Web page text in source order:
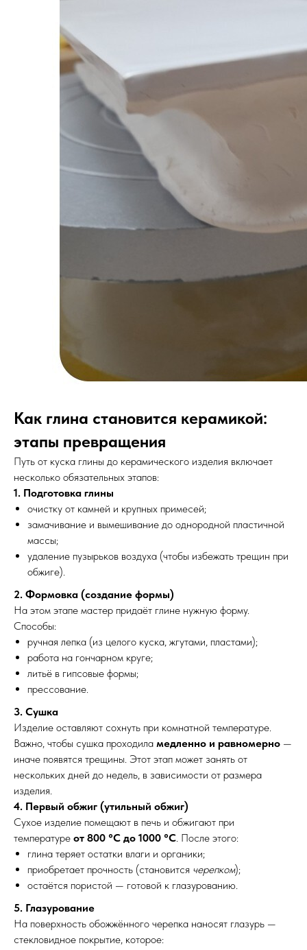
Как глина становится керамикой:
этапы превращения
Путь от куска глины до керамического изделия включает
несколько обязательных этапов:
1. Подготовка глины
очистку от камней и крупных примесей;
замачивание и вымешивание до однородной пластичной
массы;
удаление пузырьков воздуха (чтобы избежать трещин при
обжиге).
2. Формовка (создание формы)
На этом этапе мастер придаёт глине нужную форму.
Способы:
ручная лепка (из целого куска, жгутами, пластами);
работа на гончарном круге;
литьё в гипсовые формы;
прессование.
3. Сушка
Изделие оставляют сохнуть при комнатной температуре.
Важно, чтобы сушка проходила медленно и равномерно —
иначе появятся трещины. Этот этап может занять от
нескольких дней до недель, в зависимости от размера
изделия.
4. Первый обжиг (утильный обжиг)
Сухое изделие помещают в печь и обжигают при
температуре от 800 °C до 1000 °C. После этого:
глина теряет остатки влаги и органики;
приобретает прочность (становится черепком);
остаётся пористой — готовой к глазурованию.
5. Глазурование
На поверхность обожжённого черепка наносят глазурь —
стекловидное покрытие, которое: